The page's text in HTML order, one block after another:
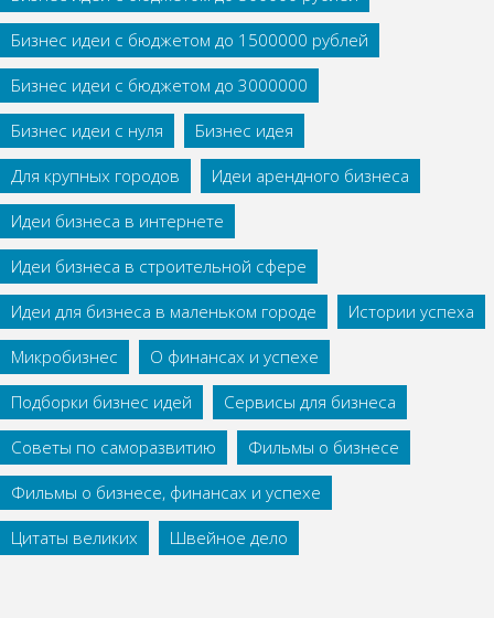
Бизнес идеи с бюджетом до 1500000 рублей
Бизнес идеи с бюджетом до 3000000
Бизнес идеи с нуля
Бизнес идея
Для крупных городов
Идеи арендного бизнеса
Идеи бизнеса в интернете
Идеи бизнеса в строительной сфере
Идеи для бизнеса в маленьком городе
Истории успеха
Микробизнес
О финансах и успехе
Подборки бизнес идей
Сервисы для бизнеса
Советы по саморазвитию
Фильмы о бизнесе
Фильмы о бизнесе, финансах и успехе
Цитаты великих
Швейное дело